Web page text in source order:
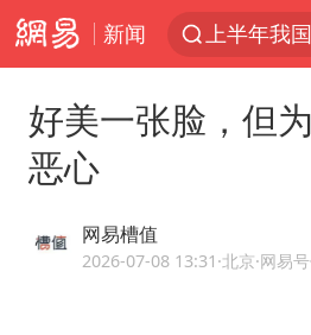
新闻
A股三大股
好美一张脸，但
恶心
网易槽值
2026-07-08 13:31 ·北京